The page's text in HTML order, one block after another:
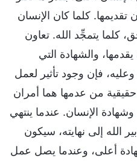
كلما كان الإنسان
كلما يتمجِّد الله. تعاون
والشهادة التي
فإن وجود تأثير لعمل
من عدمها هما أمران
وشهادة الإنسان. عندما ينتهي
الله إلى نهايته، سيكون
أعلى، وعندما يصل عمل